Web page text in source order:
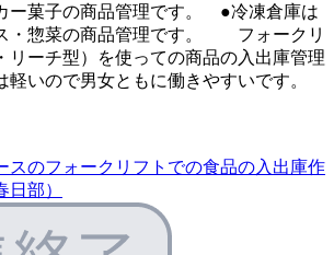
ー菓子の商品管理です。 ●冷凍倉庫は
・惣菜の商品管理です。 フォークリ
リーチ型）を使っての商品の入出庫管理
いので男女ともに働きやすいです。
のフォークリフトでの食品の入出庫作
部）